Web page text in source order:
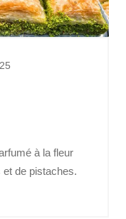
à la fleur
et de pistaches.